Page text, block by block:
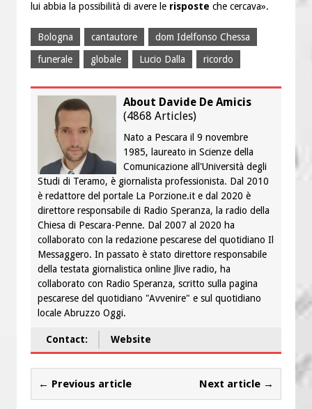
lui abbia la possibilità di avere le risposte che cercava».
Bologna cantautore
dom Idelfonso Chessa
funerale
globale Lucio Dalla ricordo
About Davide De Amicis
(4868 Articles)
Nato a Pescara il 9 novembre
1985, laureato in Scienze della
Comunicazione all'Università degli
Studi di Teramo, è giornalista professionista. Dal 2010
è redattore del portale La Porzione.it e dal 2020 è
direttore responsabile di Radio Speranza, la radio della
Chiesa di Pescara-Penne. Dal 2007 al 2020 ha
collaborato con la redazione pescarese del quotidiano Il
Messaggero. In passato è stato direttore responsabile
della testata giornalistica online Jlive radio, ha
collaborato con Radio Speranza, scritto sulla pagina
pescarese del quotidiano "Avvenire" e sul quotidiano
locale Abruzzo Oggi.
Contact: Website
← Previous article Next article →